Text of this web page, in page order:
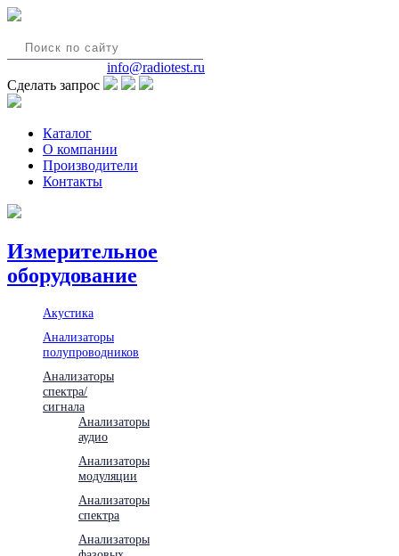
info@radiotest.ru
Сделать запрос
Каталог
О компании
Производители
Контакты
Измерительное
оборудование
Акустика
Анализаторы
полупроводников
Анализаторы
спектра/
сигнала
Анализаторы
аудио
Анализаторы
модуляции
Анализаторы
спектра
Анализаторы